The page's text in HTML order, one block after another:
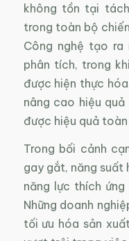
không tồn tại
trong toàn bộ
Công nghệ tạo
phân tích, trong
được hiện thực
nâng cao hiệu
được hiệu quả toàn
Trong bối cảnh
gay gắt, năng
năng lực thích
Những doanh
tối ưu hóa sản